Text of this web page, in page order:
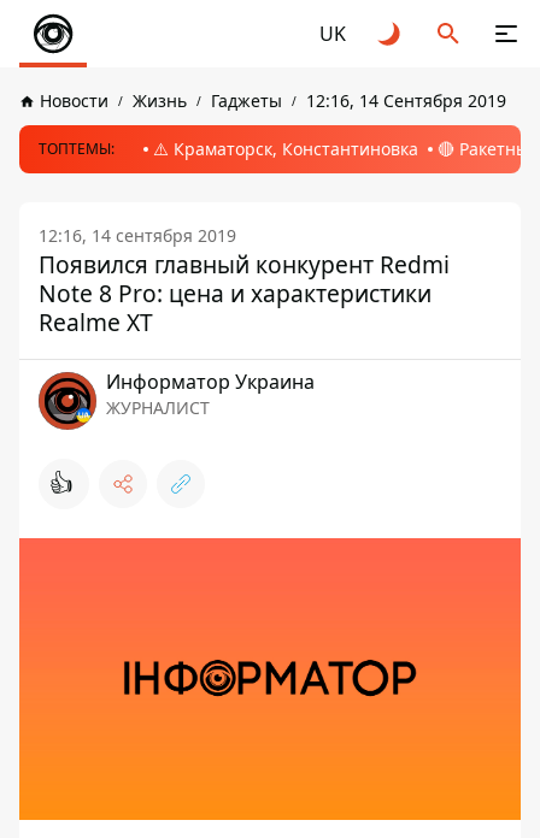
UK
Новости Жизнь Гаджеты 12:16, 14 Сентября 2019
ТОПТЕМЫ: ⚠️ Краматорск, Константиновка 🔴
12:16, 14 сентября 2019
Появился главный конкурент Redmi
Note 8 Pro: цена и характеристики
Realme XT
Информатор Украина
ЖУРНАЛИСТ
👍